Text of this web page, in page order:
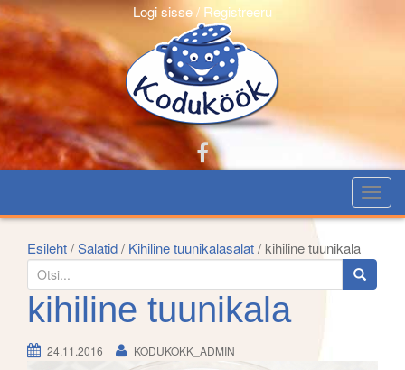
Logi sisse / Registreeru
T
o
g
l
Esileht/Salatid/ Kihiline tuunikalasalat/ kihiline tuunikala
e
a
c
kihiline tuunikala
24.11.2016 KODUKOKK_ADMIN